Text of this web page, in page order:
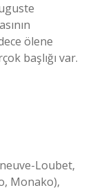
ölene
başlığı var.
Loubet,
Monako),